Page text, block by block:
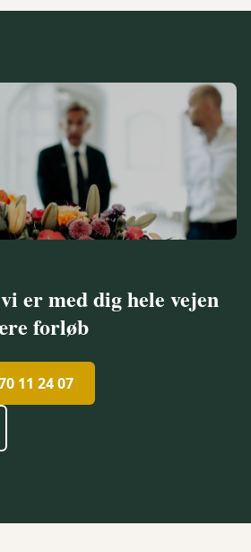
er med dig hele vejen
forløb
11 24 07